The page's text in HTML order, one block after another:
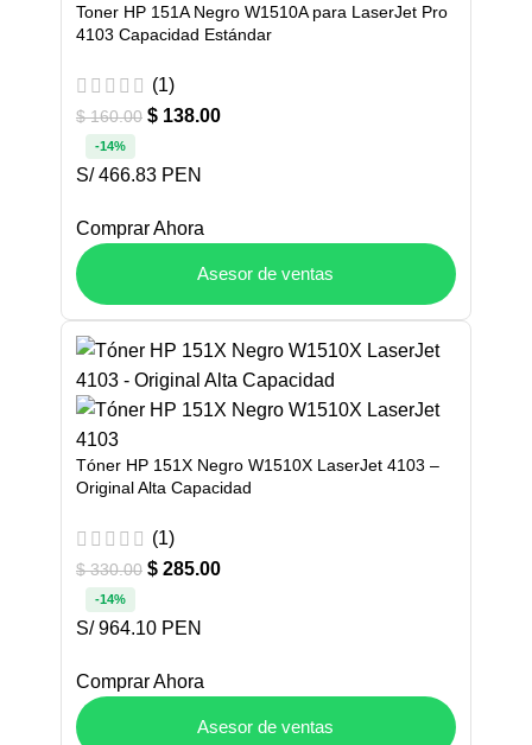
Toner HP 151A Negro W1510A para LaserJet Pro
4103 Capacidad Estándar
(1)
$160.00 $ 138.00
-14%
S/ 466.83 PEN
Comprar Ahora
Asesor de ventas
Tóner HP 151X Negro W1510X LaserJet 4103 –
Original Alta Capacidad
(1)
$330.00 $ 285.00
-14%
S/ 964.10 PEN
Comprar Ahora
Asesor de ventas